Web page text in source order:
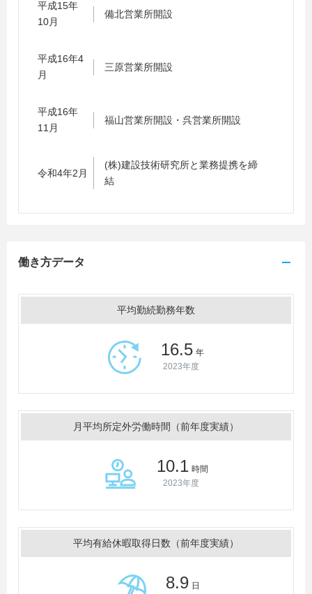
平成15年
10月
備北営業所開設
平成16年4
月
三原営業所開設
平成16年
11月
福山営業所開設・呉営業所開設
令和4年2月
(株)建設技術研究所と業務提携を締
結
働き方データ
平均勤続勤務年数
16.5 年
2023年度
月平均所定外労働時間（前年度実績）
10.1 時間
2023年度
平均有給休暇取得日数（前年度実績）
8.9 日